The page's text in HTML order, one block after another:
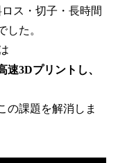
ス・切子・長時間
した。
速3Dプリントし、
の課題を解消しま